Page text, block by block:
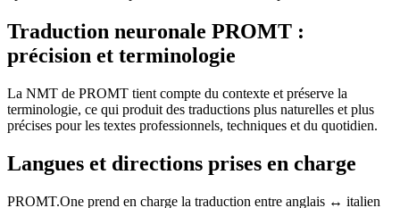
Traduction neuronale PROMT :
précision et terminologie
La NMT de PROMT tient compte du contexte et préserve la
terminologie, ce qui produit des traductions plus naturelles et plus
précises pour les textes professionnels, techniques et du quotidien.
Langues et directions prises en charge
PROMT.One prend en charge la traduction entre anglais ↔ italien